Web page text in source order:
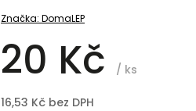
Značka: DomaLEP
20 Kč / ks
16,53 Kč bez DPH